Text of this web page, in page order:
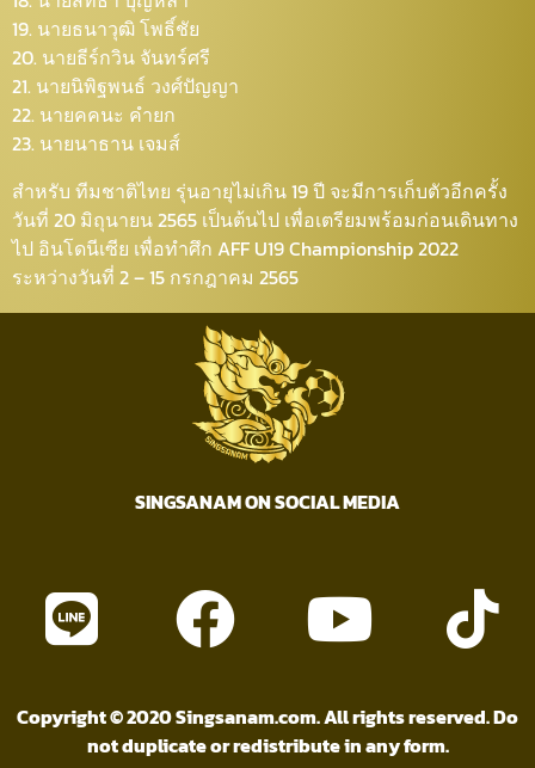
19. นายธนาวุฒิ โพธิ์ชัย
20. นายธีร์กวิน จันทร์ศรี
21. นายนิพิฐพนธ์ วงศ์ปัญญา
22. นายคคนะ คำยก
23. นายนาธาน เจมส์
สำหรับ ทีมชาติไทย รุ่นอายุไม่เกิน 19 ปี จะมีการเก็บตัวอีกครั้ง
วันที่ 20 มิถุนายน 2565 เป็นต้นไป เพื่อเตรียมพร้อมก่อนเดินทาง
ไป อินโดนีเซีย เพื่อทำศึก AFF U19 Championship 2022
ระหว่างวันที่ 2 – 15 กรกฎาคม 2565
SINGSANAM ON SOCIAL MEDIA
Copyright © 2020 Singsanam.com. All rights reserved. Do
not duplicate or redistribute in any form.